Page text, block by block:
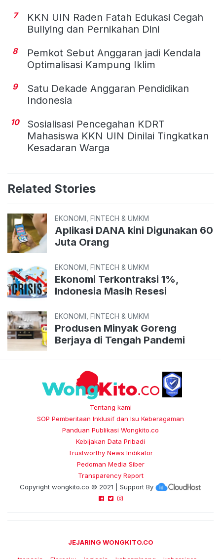
7
KKN UIN Raden Fatah Edukasi Cegah
Bullying dan Pernikahan Dini
8
Pemkot Sebut Anggaran jadi Kendala
Optimalisasi Kampung Iklim
9
Satu Dekade Anggaran Pendidikan
Indonesia
10
Sosialisasi Pencegahan KDRT
Mahasiswa KKN UIN Dinilai Tingkatkan
Kesadaran Warga
Related Stories
EKONOMI, FINTECH & UMKM
Aplikasi DANA kini Digunakan 60
Juta Orang
EKONOMI, FINTECH & UMKM
Ekonomi Terkontraksi 1%,
Indonesia Masih Resesi
EKONOMI, FINTECH & UMKM
Produsen Minyak Goreng
Berjaya di Tengah Pandemi
Tentang kami
SOP Pemberitaan Inklusif dan Isu Keberagaman
Panduan Publikasi Wongkito.co
Kebijakan Data Pribadi
Trustworthy News Indikator
Pedoman Media Siber
Transparency Report
Copyright wongkito.co © 2021 | Support By
JEJARING WONGKITO.CO